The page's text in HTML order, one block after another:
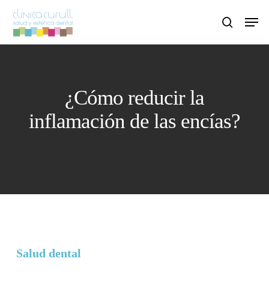
search
Menu
¿Cómo reducir la
inflamación de las encías?
Salud dental